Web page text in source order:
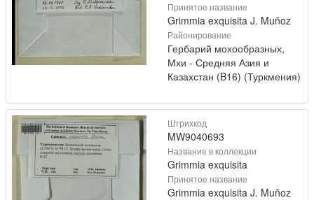
Принятое название
Grimmia exquisita J. Muñoz
Районирование
Гербарий мохообразных,
Мхи - Средняя Азия и
Казахстан (B16) (Туркмения)
Штрихкод
MW9040693
Название в коллекции
Grimmia exquisita
Принятое название
Grimmia exquisita J. Muñoz